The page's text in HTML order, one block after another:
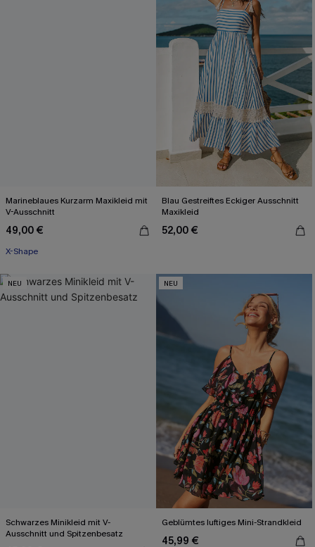
Marineblaues Kurzarm Maxikleid mit
V-Ausschnitt
49,00 €
X-Shape
Blau Gestreiftes Eckiger Ausschnitt
Maxikleid
52,00 €
NEU
Schwarzes Minikleid mit V-
Ausschnitt und Spitzenbesatz
NEU
Geblümtes luftiges Mini-Strandkleid
45,99 €